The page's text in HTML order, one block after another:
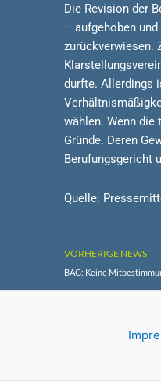
Die Revision der
– aufgehoben
zurückverwiesen.
durfte. Allerdings
wählen. Wenn die
Gründe. Deren
Berufungsgericht
Quelle:
VORHERIGE NEWS
BAG: Keine